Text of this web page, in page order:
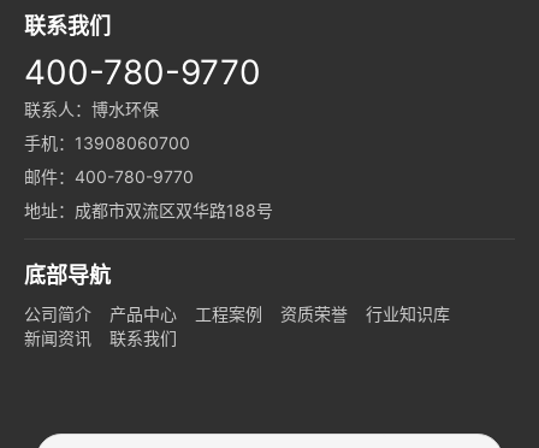
联系我们
400-780-9770
联系人：博水环保
手机：13908060700
邮件：400-780-9770
地址：成都市双流区双华路188号
底部导航
公司简介 产品中心 工程案例 资质荣誉
行业知识库
新闻资讯
联系我们